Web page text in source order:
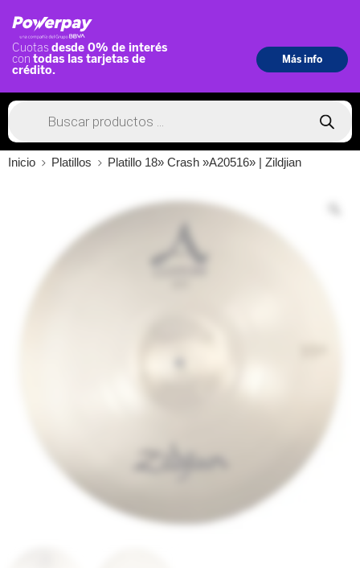
Inicio Platillos Platillo 18» Crash »A20516» | Zildjian